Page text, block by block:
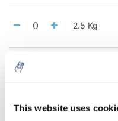
This website uses
2.5 Kg
Alles in